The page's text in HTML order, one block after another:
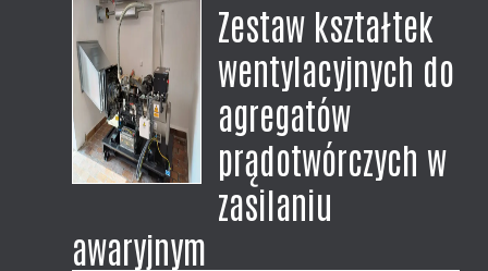
Zestaw kształtek
wentylacyjnych do
agregatów
prądotwórczych w
zasilaniu
awaryjnym